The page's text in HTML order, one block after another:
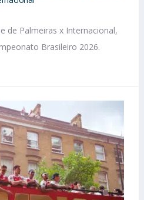
de Palmeiras x Internacional,
Brasileiro 2026.